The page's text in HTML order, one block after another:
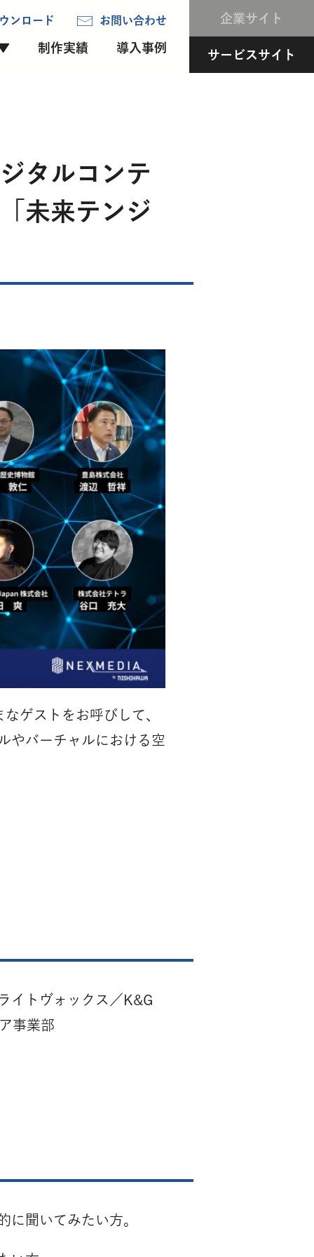
制作実績 導入事例
企業サイト
サービスサイト
タルコンテ
未来テンジ
ゲストをお呼びして、
やバーチャルにおける空
イトヴォックス／K&G
事業部
に聞いてみたい方。